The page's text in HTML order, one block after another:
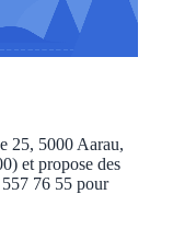
25, 5000 Aarau,
et propose des
76 55 pour